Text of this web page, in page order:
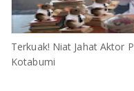
Terkuak! Niat Jahat Aktor
Kotabumi